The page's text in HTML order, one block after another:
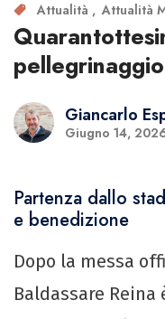
Attualità Attualità
Giancarlo
Giugno 14,
Partenza dallo
e benedizione
Dopo la messa
Baldassare